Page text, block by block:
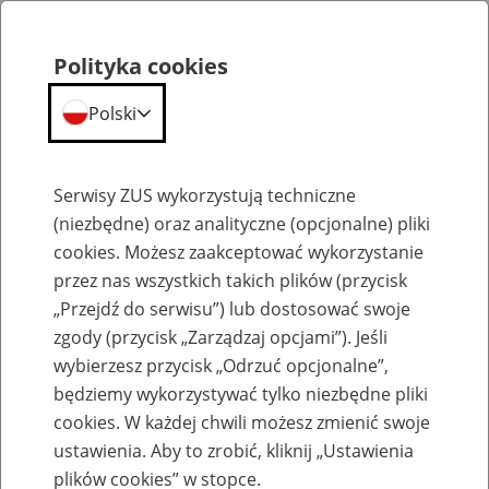
Emerytury
Baza zlikwidowanych lub
przekształconych zakładów pracy
Polityka cookies
Polski
Serwisy ZUS wykorzystują techniczne
(niezbędne) oraz analityczne (opcjonalne) pliki
cookies. Możesz zaakceptować wykorzystanie
przez nas wszystkich takich plików (przycisk
„Przejdź do serwisu”) lub dostosować swoje
zgody (przycisk „Zarządzaj opcjami”). Jeśli
wybierzesz przycisk „Odrzuć opcjonalne”,
będziemy wykorzystywać tylko niezbędne pliki
cookies. W każdej chwili możesz zmienić swoje
ustawienia. Aby to zrobić, kliknij „Ustawienia
plików cookies” w stopce.